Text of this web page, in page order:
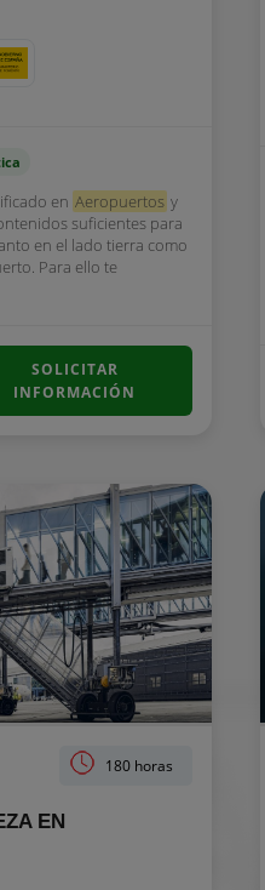
en Aeropuertos y
suficientes para
en el lado tierra como
Para ello te
SOLICITAR
INFORMACIÓN
180 horas
EN